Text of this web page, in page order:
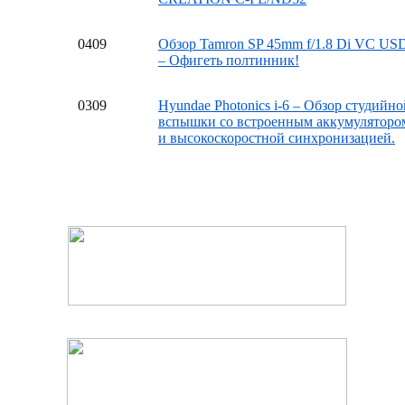
0409
Обзор Tamron SP 45mm f/1.8 Di VC
– Офигеть полтинник!
0309
Hyundae Photonics i-6 – Обзор
вспышки со встроенным
и высокоскоростной синхронизацией.